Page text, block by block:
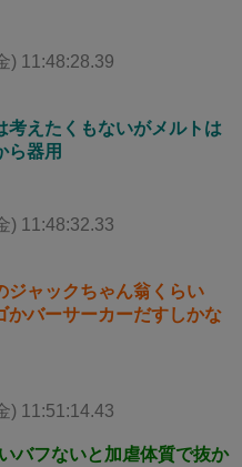
) 11:48:28.39
考えたくもないがメルトは
ら器用
) 11:48:32.33
ジャックちゃん翁くらい
かバーサーカーだすしかな
) 11:51:14.43
バフないと加虐体質で抜か